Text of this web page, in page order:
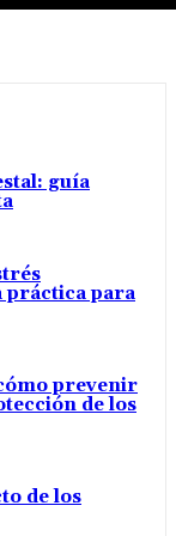
guía
práctica para
prevenir
de los
de los